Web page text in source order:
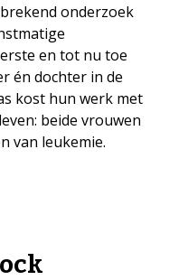
onderzoek
en tot nu toe
én dochter in de
kost hun werk met
beide vrouwen
van leukemie.